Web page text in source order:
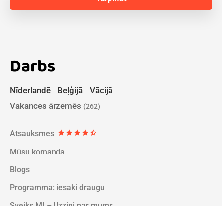
Darbs
Nīderlandē Beļģijā
Vācijā
Vakances ārzemēs (262)
Atsauksmes starstarstarstarstar_half
Mūsu komanda
Blogs
Programma: iesaki draugu